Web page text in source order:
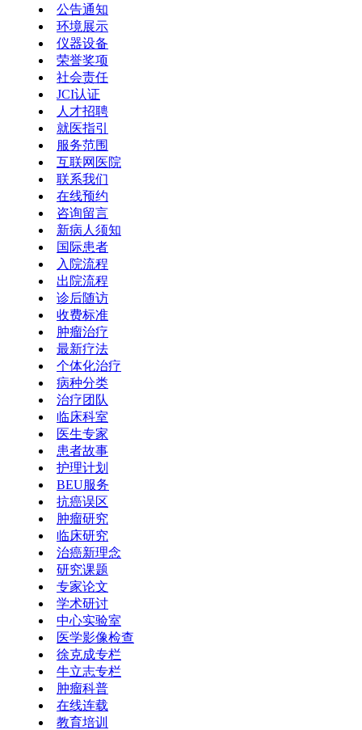
公告通知
环境展示
仪器设备
荣誉奖项
社会责任
JCI认证
人才招聘
就医指引
服务范围
互联网医院
联系我们
在线预约
咨询留言
新病人须知
国际患者
入院流程
出院流程
诊后随访
收费标准
肿瘤治疗
最新疗法
个体化治疗
病种分类
治疗团队
临床科室
医生专家
患者故事
护理计划
BEU服务
抗癌误区
肿瘤研究
临床研究
治癌新理念
研究课题
专家论文
学术研讨
中心实验室
医学影像检查
徐克成专栏
牛立志专栏
肿瘤科普
在线连载
教育培训